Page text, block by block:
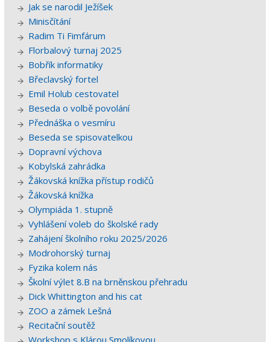
Jak se narodil Ježíšek
Minisčítání
Radim Ti Fimfárum
Florbalový turnaj 2025
Bobřík informatiky
Břeclavský fortel
Emil Holub cestovatel
Beseda o volbě povolání
Přednáška o vesmíru
Beseda se spisovatelkou
Dopravní výchova
Kobylská zahrádka
Žákovská knížka přístup rodičů
Žákovská knížka
Olympiáda 1. stupně
Vyhlášení voleb do školské rady
Zahájení školního roku 2025/2026
Modrohorský turnaj
Fyzika kolem nás
Školní výlet 8.B na brněnskou přehradu
Dick Whittington and his cat
ZOO a zámek Lešná
Recitační soutěž
Workshop s Klárou Smolíkovou